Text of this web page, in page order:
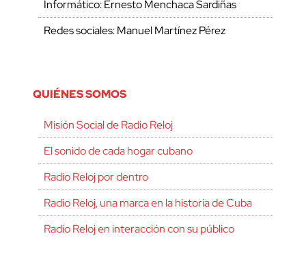
Informático: Ernesto Menchaca Sardiñas
Redes sociales: Manuel Martínez Pérez
QUIÉNES SOMOS
Misión Social de Radio Reloj
El sonido de cada hogar cubano
Radio Reloj por dentro
Radio Reloj, una marca en la historia de Cuba
Radio Reloj en interacción con su público